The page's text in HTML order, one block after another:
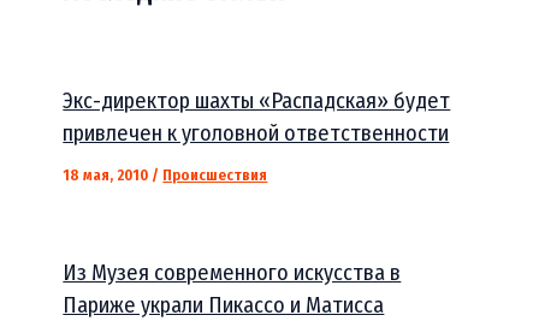
Экс-директор шахты «Распадская» будет
привлечен к уголовной ответственности
18 мая, 2010 / Происшествия
Из Музея современного искусства в
Париже украли Пикассо и Матисса